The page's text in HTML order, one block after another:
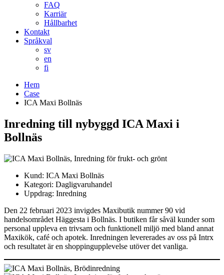
FAQ
Karriär
Hållbarhet
Kontakt
Språkval
sv
en
fi
Hem
Case
ICA Maxi Bollnäs
Inredning till nybyggd ICA Maxi i
Bollnäs
Kund: ICA Maxi Bollnäs
Kategori: Dagligvaruhandel
Uppdrag: Inredning
Den 22 februari 2023 invigdes Maxibutik nummer 90 vid
handelsområdet Häggesta i Bollnäs. I butiken får såväl kunder som
personal uppleva en trivsam och funktionell miljö med bland annat
Maxikök, café och apotek. Inredningen levererades av oss på Intrx
och resultatet är en shoppingupplevelse utöver det vanliga.